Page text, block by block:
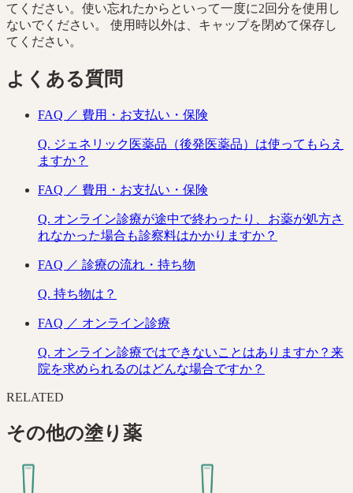
てください。使い忘れたからといって一度に2回分を使用し
ないでください。 使用時以外は、キャップを閉めて保存し
てください。
よくある質問
FAQ ／ 費用・お支払い・保険
Q. ジェネリック医薬品（後発医薬品）は使ってもらえ
ますか？
FAQ ／ 費用・お支払い・保険
Q. オンライン診療が途中で終わったり、お薬が処方さ
れなかった場合も診察料はかかりますか？
FAQ ／ 診療の流れ・持ち物
Q. 持ち物は？
FAQ ／ オンライン診療
Q. オンライン診療ではできないことはありますか？来
院を求められるのはどんな場合ですか？
RELATED
その他の塗り薬